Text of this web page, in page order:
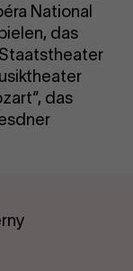
National
das
das